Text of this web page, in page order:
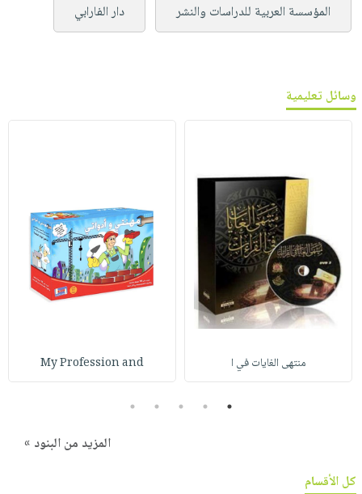
المؤسسة العربية للدراسات والنشر دار الفارابي
وسائل تعليمية
منتهى الغايات في ا My Profession and
1
2
3
4
5
المزيد من البنود »
كل الأقسام